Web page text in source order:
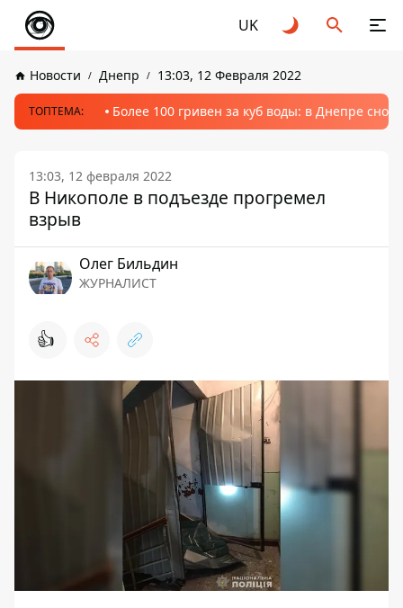
UK
Новости Днепр 13:03, 12 Февраля 2022
ТОПТЕМА: Более 100 гривен за куб воды: в Днепре
13:03, 12 февраля 2022
В Никополе в подъезде прогремел
взрыв
Олег Бильдин
ЖУРНАЛИСТ
👍